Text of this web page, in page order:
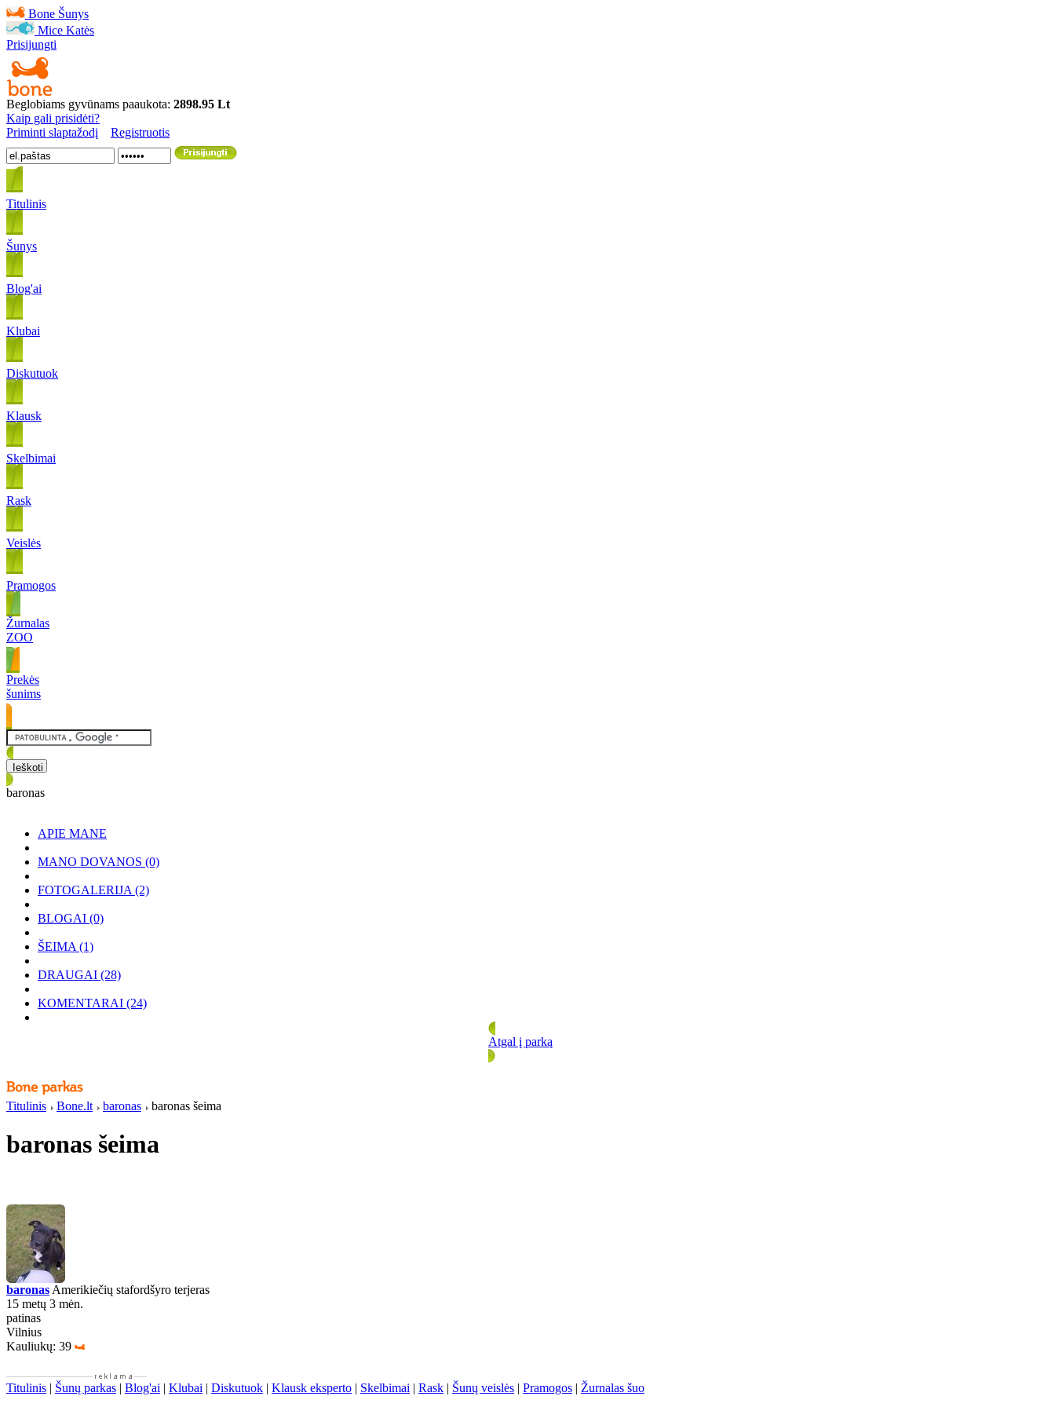
Bone Šunys
Mice Katės
Prisijungti
Beglobiams gyvūnams paaukota: 2898.95 Lt
Kaip gali prisidėti?
Priminti slaptažodį
Registruotis
Titulinis
Šunys
Blog'ai
Klubai
Diskutuok
Klausk
Skelbimai
Rask
Veislės
Pramogos
Žurnalas
ZOO
Prekės
šunims
baronas
APIE MANE
MANO DOVANOS (0)
FOTOGALERIJA (2)
BLOGAI (0)
ŠEIMA (1)
DRAUGAI (28)
KOMENTARAI (24)
Atgal į parką
Titulinis Bone.lt baronas baronas šeima
baronas šeima
baronas Amerikiečių stafordšyro terjeras
15 metų 3 mėn.
patinas
Vilnius
Kauliukų: 39
Titulinis | Šunų parkas | Blog'ai | Klubai | Diskutuok | Klausk eksperto | Skelbimai | Rask | Šunų veislės | Pramogos | Žurnalas šuo